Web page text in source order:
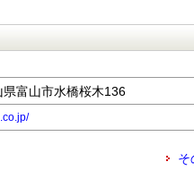
富山市水橋桜木136
そ